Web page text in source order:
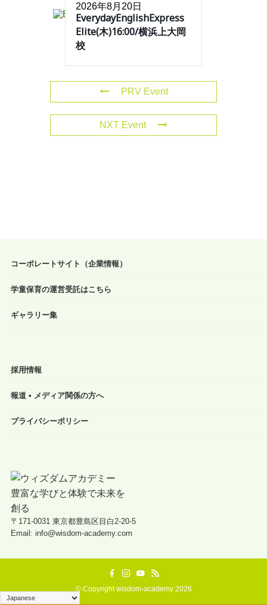
2026年8月20日
EverydayEnglishExpress
Elite(木)16:00/横浜上大岡
校
PRV Event
NXT Event
コーポレートサイト（企業情報）
学童保育の運営受託はこちら
ギャラリー集
採用情報
報道 • メディア関係の方へ
プライバシーポリシー
〒171-0031 東京都豊島区目白2-20-5
Email: info@wisdom-academy.com
©Copyright wisdom-academy 2026